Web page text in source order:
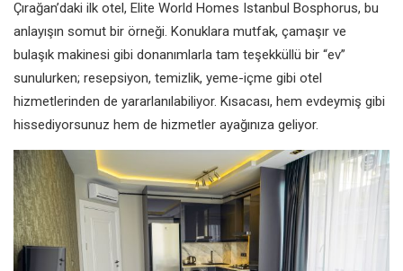
Çırağan’daki ilk otel, Elite World Homes Istanbul Bosphorus, bu
anlayışın somut bir örneği. Konuklara mutfak, çamaşır ve
bulaşık makinesi gibi donanımlarla tam teşekküllü bir “ev”
sunulurken; resepsiyon, temizlik, yeme-içme gibi otel
hizmetlerinden de yararlanılabiliyor. Kısacası, hem evdeymiş gibi
hissediyorsunuz hem de hizmetler ayağınıza geliyor.